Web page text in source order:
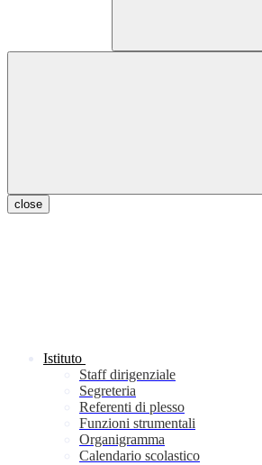
close
Istituto
Staff dirigenziale
Segreteria
Referenti di plesso
Funzioni strumentali
Organigramma
Calendario scolastico